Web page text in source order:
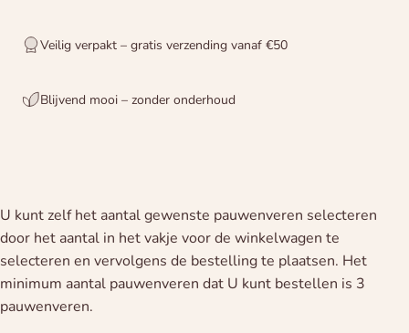
Veilig verpakt – gratis verzending vanaf €50
Blijvend mooi – zonder onderhoud
U kunt zelf het aantal gewenste pauwenveren selecteren
door het aantal in het vakje voor de winkelwagen te
selecteren en vervolgens de bestelling te plaatsen. Het
minimum aantal pauwenveren dat U kunt bestellen is 3
pauwenveren.